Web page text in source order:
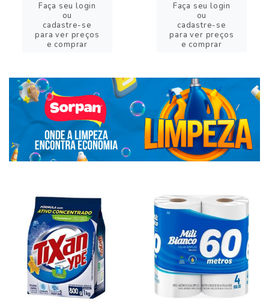
Faça seu login
ou
cadastre-se
para ver preços
e comprar
Faça seu login
ou
cadastre-se
para ver preços
e comprar